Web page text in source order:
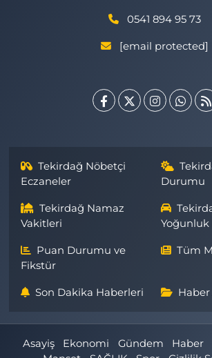
0541 894 95 73
[email protected]
Tekirdağ Nöbetçi
Eczaneler
Durumu
Tekirdağ Namaz
Vakitleri
Yoğunluk
Puan Durumu ve
Fikstür
Tüm
Son Dakika Haberleri Haber
Asayiş Ekonomi Gündem Haber